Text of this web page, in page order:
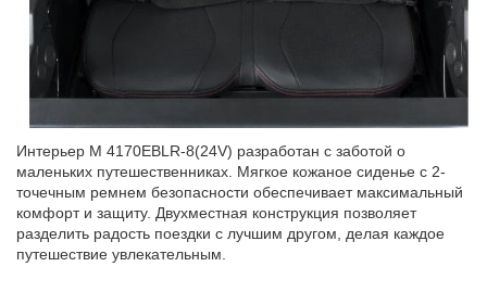
Интерьер M 4170EBLR-8(24V) разработан с заботой о
маленьких путешественниках. Мягкое кожаное сиденье с 2-
точечным ремнем безопасности обеспечивает максимальный
комфорт и защиту. Двухместная конструкция позволяет
разделить радость поездки с лучшим другом, делая каждое
путешествие увлекательным.